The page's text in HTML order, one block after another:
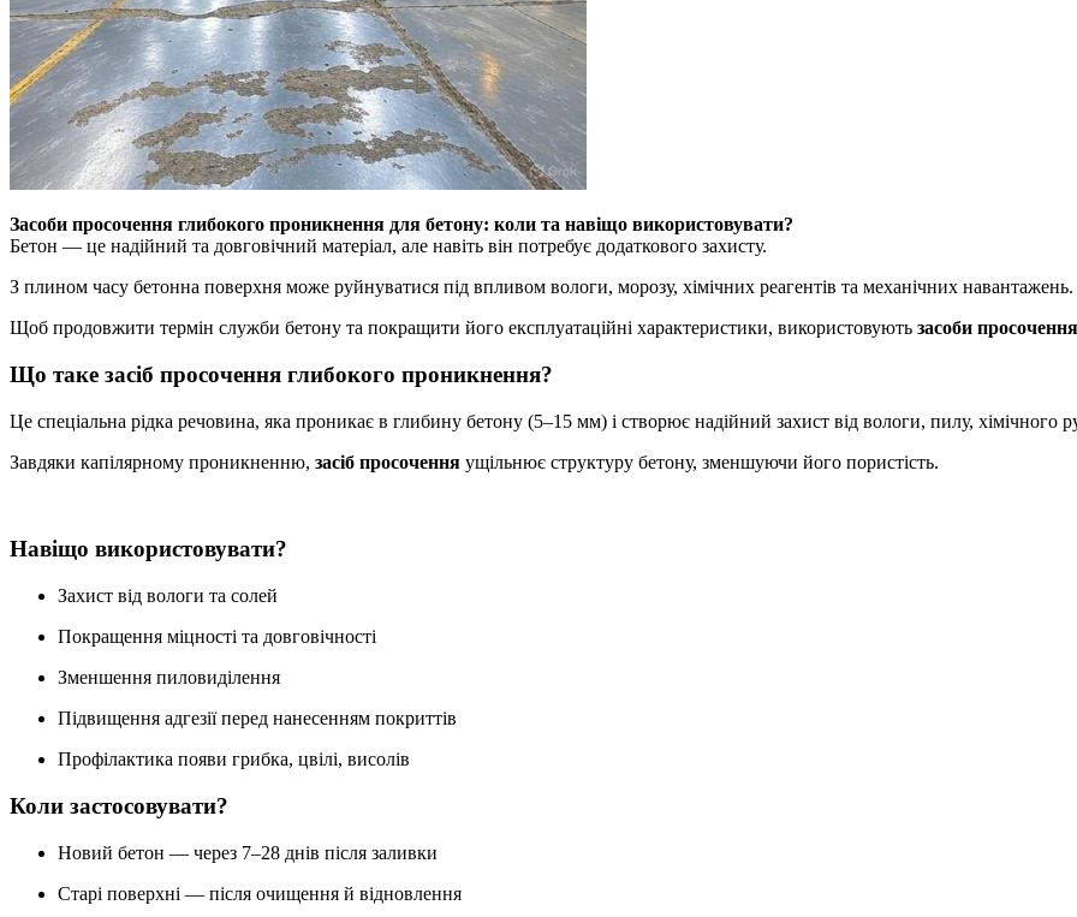
Засоби просочення глибокого проникнення для бетону: коли та навіщо використовувати?
Бетон — це надійний та довговічний матеріал, але навіть він потребує додаткового захисту.
З плином часу бетонна поверхня може руйнуватися під впливом вологи, морозу, хімічних реагентів та механічних навантажень.
Щоб продовжити термін служби бетону та покращити його експлуатаційні характеристики, використовують засоби
Що таке засіб просочення глибокого проникнення?
Це спеціальна рідка речовина, яка проникає в глибину бетону (5–15 мм) і створює надійний захист від вологи, пилу, хімічного
Завдяки капілярному проникненню, засіб просочення ущільнює структуру бетону, зменшуючи його пористість.
Навіщо використовувати?
Захист від вологи та солей
Покращення міцності та довговічності
Зменшення пиловиділення
Підвищення адгезії перед нанесенням покриттів
Профілактика появи грибка, цвілі, висолів
Коли застосовувати?
Новий бетон — через 7–28 днів після заливки
Старі поверхні — після очищення й відновлення